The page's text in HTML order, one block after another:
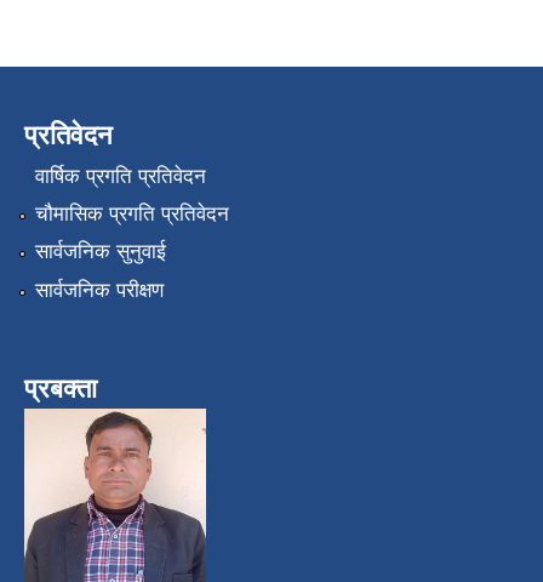
प्रतिवेदन
वार्षिक प्रगति प्रतिवेदन
चौमासिक प्रगति प्रतिवेदन
सार्वजनिक सुनुवाई
सार्वजनिक परीक्षण
प्रबक्ता